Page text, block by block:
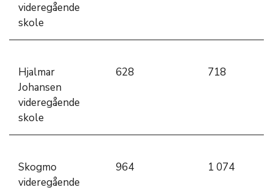
videregående
skole
Hjalmar
Johansen
videregående
skole
628 718
Skogmo
videregående
964 1 074